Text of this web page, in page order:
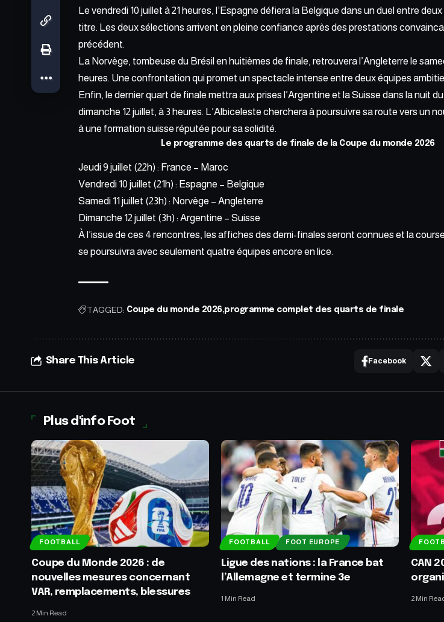
Le vendredi 10 juillet à 21 heures, l’Espagne défiera la Belgique dans un duel entre
titre. Les deux sélections arrivent en pleine confiance après des prestations
précédent.
La Norvège, tombeuse du Brésil en huitièmes de finale, retrouvera l’Angleterre le
heures. Une confrontation qui promet un spectacle intense entre deux équipes
Enfin, le dernier quart de finale mettra aux prises l’Argentine et la Suisse dans la nuit du
dimanche 12 juillet, à 3 heures. L’Albiceleste cherchera à poursuivre sa route vers un
à une formation suisse réputée pour sa solidité.
Le programme des quarts de finale de la Coupe du monde 2026
Jeudi 9 juillet (22h) : France – Maroc
Vendredi 10 juillet (21h) : Espagne – Belgique
Samedi 11 juillet (23h) : Norvège – Angleterre
Dimanche 12 juillet (3h) : Argentine – Suisse
À l’issue de ces 4 rencontres, les affiches des demi-finales seront connues et la
se poursuivra avec seulement quatre équipes encore en lice.
TAGGED: Coupe du monde 2026 programme complet des quarts de finale
Share This Article Facebook
Plus d'info Foot
FOOTBALL
Coupe du Monde 2026 : de
nouvelles mesures concernant
VAR, remplacements, blessures
2 Min Read
FOOTBALL FOOT EUROPE
Ligue des nations : la France bat
l’Allemagne et termine 3e
1 Min Read
CAN
2 Min